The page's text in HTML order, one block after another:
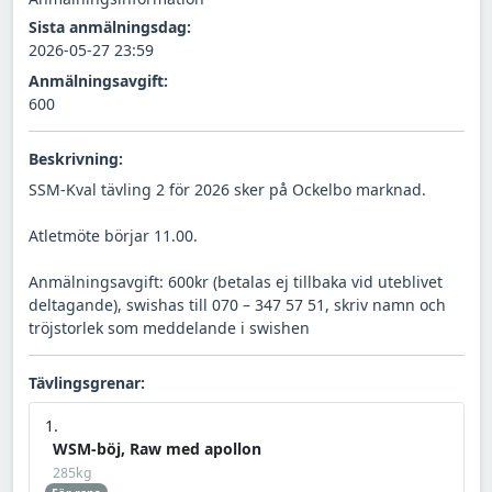
Sista anmälningsdag:
2026-05-27 23:59
Anmälningsavgift:
600
Beskrivning:
SSM-Kval tävling 2 för 2026 sker på Ockelbo marknad.
Atletmöte börjar 11.00.
Anmälningsavgift: 600kr (betalas ej tillbaka vid uteblivet
deltagande), swishas till 070 – 347 57 51, skriv namn och
tröjstorlek som meddelande i swishen
Tävlingsgrenar:
WSM-böj, Raw med apollon
285kg